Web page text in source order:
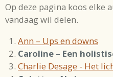
Op deze pagina koos elke
vandaag wil delen.
Ann – Ups en downs
Caroline – Een
Charlie Desage - Het